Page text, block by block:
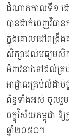
ដំណាក់កាលទី១ ដោ
បានដាក់ចេញវិធា
ក្នុងគោលដៅពង្រឹងគុ
សិក្សាដល់មធ្យមសិក្ស
អំពាវនាវទៅដល់គ្រ
អាជ្ញាធរគ្រប់លំដា
ព័ន្ធទាំងអស់ ចូលរួម
ចក្ខុវិស័យកម្ពុជា
ឆ្នាំ២០៥០។